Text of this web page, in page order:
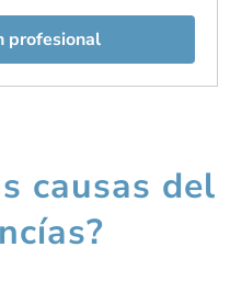
profesional
causas del